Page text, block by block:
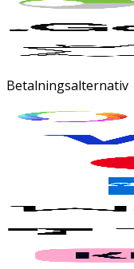
Betalningsalternativ